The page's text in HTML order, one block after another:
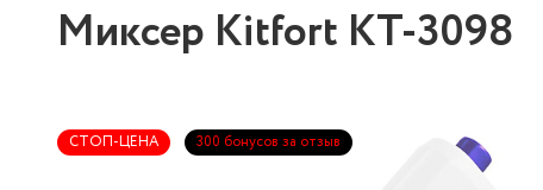
Миксер Kitfort КТ-3098
СТОП-ЦЕНА 300 бонусов за отзыв